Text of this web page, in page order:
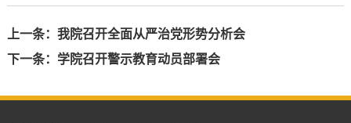
上一条： 我院召开全面从严治党形势分析会
下一条： 学院召开警示教育动员部署会